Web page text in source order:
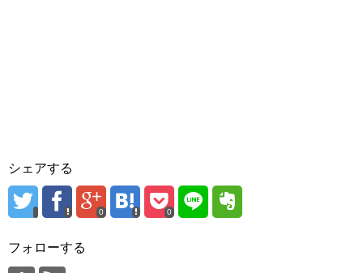
シェアする
0 0
フォローする